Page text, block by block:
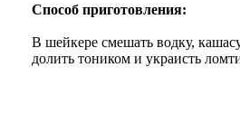
Способ приготовления:
В шейкере смешать водку,
долить тоником и украисть